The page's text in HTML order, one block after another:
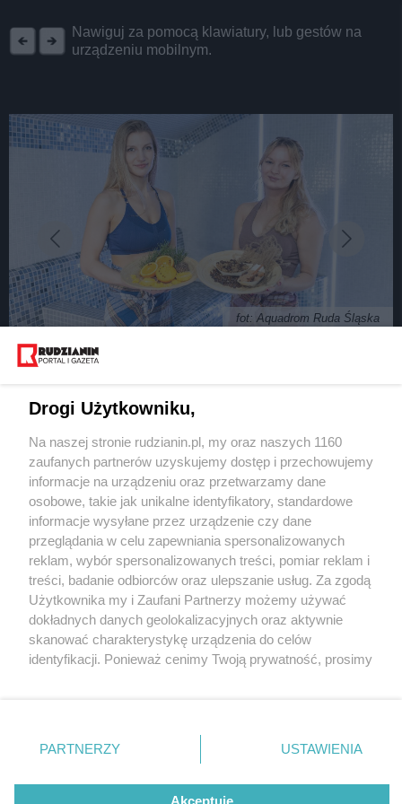
Nawiguj za pomocą klawiatury, lub gestów na
urządzeniu mobilnym.
fot: Aquadrom Ruda Śląska
Aquadromie
1 / 3
Peelingi aquadrom ruda
slaska
Wydawca mediów
Nie zapomnij
zapoznać się z:
polityką prywatności regulamin korzystania z portali
Twojemiasto
Piekary Śląskie
Chorzów
Tarnowskie Góry
Gliwice
Skontakuj sięz nami
Kontakt
Wydawca
Redakcja
Drogi Użytkowniku,
Na naszej stronie rudzianin.pl, my oraz naszych 1160
zaufanych partnerów uzyskujemy dostęp i przechowujemy
informacje na urządzeniu oraz przetwarzamy dane
osobowe, takie jak unikalne identyfikatory, standardowe
informacje wysyłane przez urządzenie czy dane
przeglądania w celu zapewniania spersonalizowanych
reklam, wybór spersonalizowanych treści, pomiar reklam i
treści, badanie odbiorców oraz ulepszanie usług. Za zgodą
Użytkownika my i Zaufani Partnerzy możemy używać
dokładnych danych geolokalizacyjnych oraz aktywnie
skanować charakterystykę urządzenia do celów
identyfikacji. Ponieważ cenimy Twoją prywatność, prosimy
prywatności znajdujący się w lewym dolnym rogu strony
. Niektóre rodzaje przetwarzania danych nie wymagają
zgody użytkownika, ale masz prawo sprzeciwić się
takiemu przetwarzaniu. Preferencje będą miały
PARTNERZY USTAWIENIA
Akceptuję